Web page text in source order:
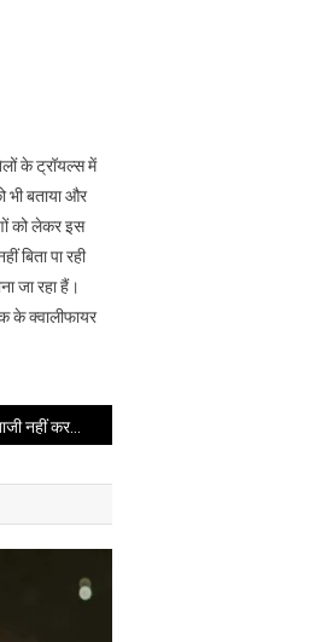
के ट्रॉयल्स में
भी बताया और
को लेकर इस
बिता पा रही
जा रहा हैं।
के क्वालीफायर
शादी करने की जल्दबाजी नहीं करनी चाहिए: शेफाली शाह